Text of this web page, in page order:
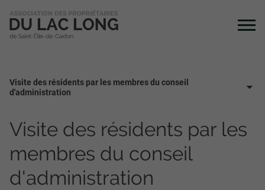
Visite des résidents par les membres du conseil
d'administration
Visite des résidents par les
membres du conseil
d'administration